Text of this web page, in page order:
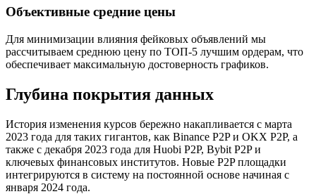
Объективные средние цены
Для минимизации влияния фейковых объявлений мы
рассчитываем среднюю цену по ТОП-5 лучшим ордерам, что
обеспечивает максимальную достоверность графиков.
Глубина покрытия данных
История изменения курсов бережно накапливается с марта
2023 года для таких гигантов, как Binance P2P и OKX P2P, а
также с декабря 2023 года для Huobi P2P, Bybit P2P и
ключевых финансовых институтов. Новые P2P площадки
интегрируются в систему на постоянной основе начиная с
января 2024 года.